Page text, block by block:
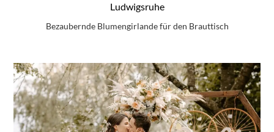
Ludwigsruhe
Bezaubernde Blumengirlande für den Brauttisch